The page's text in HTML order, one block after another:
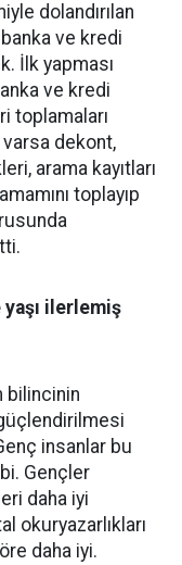
dolandırılan
ve kredi
İlk yapması
ve kredi
toplamaları
dekont,
arama kayıtları
toplayıp
ilerlemiş
bilincinin
güçlendirilmesi
insanlar bu
Gençler
daha iyi
okuryazarlıkları
daha iyi.